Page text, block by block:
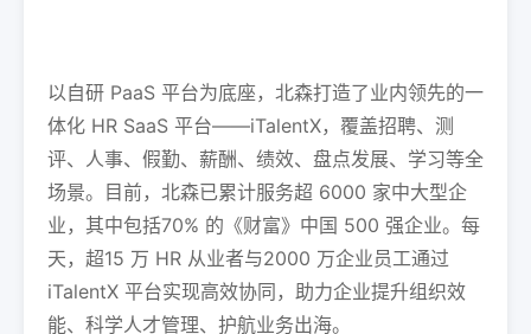
以自研 PaaS 平台为底座，北森打造了业内领先的一
体化 HR SaaS 平台——iTalentX，覆盖招聘、测
评、人事、假勤、薪酬、绩效、盘点发展、学习等全
场景。目前，北森已累计服务超 6000 家中大型企
业，其中包括70% 的《财富》中国 500 强企业。每
天，超15 万 HR 从业者与2000 万企业员工通过
iTalentX 平台实现高效协同，助力企业提升组织效
能、科学人才管理、护航业务出海。